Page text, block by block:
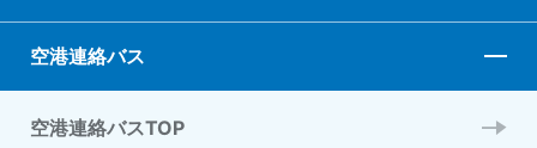
空港連絡バス
空港連絡バスTOP